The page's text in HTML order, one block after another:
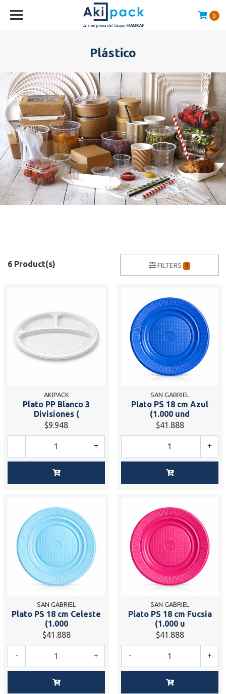
0
Plástico
6 Product(s) FILTERS 0
AKIPACK
Plato PP Blanco 3
Divisiones (
$9.948
+
-
SAN GABRIEL
Plato PS 18 cm Azul
(1.000 und
$41.888
+
-
SAN GABRIEL
Plato PS 18 cm Celeste
(1.000
$41.888
+
-
SAN GABRIEL
Plato PS 18 cm Fucsia
(1.000 u
$41.888
+
-